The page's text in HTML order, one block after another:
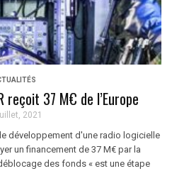
reçoit 37 M€ de l’Europe
2021
développement d'une radio logicielle
un financement de 37 M€ par la
des fonds « est une étape